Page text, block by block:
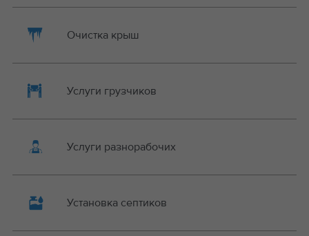
Очистка крыш
Услуги грузчиков
Услуги разнорабочих
Установка септиков